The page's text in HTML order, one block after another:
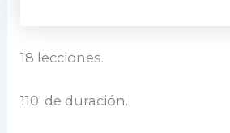
18 lecciones.
110′ de duración.